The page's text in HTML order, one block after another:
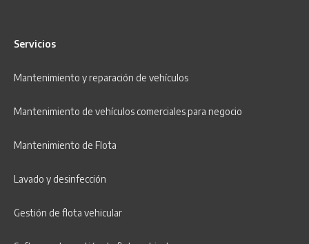
Servicios
Mantenimiento y reparación de vehículos
Mantenimiento de vehículos comerciales para negocio
Mantenimiento de Flota
Lavado y desinfección
Gestión de flota vehicular